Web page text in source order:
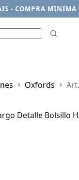
MINIMA
Oxfords